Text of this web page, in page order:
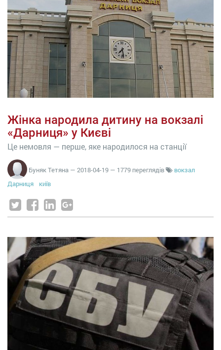
Жінка народила дитину на вокзалі
«Дарниця» у Києві
Це немовля — перше, яке народилося на станції
Буняк Тетяна — 2018-04-19 — 1779 переглядів
вокзал
Дарниця
київ